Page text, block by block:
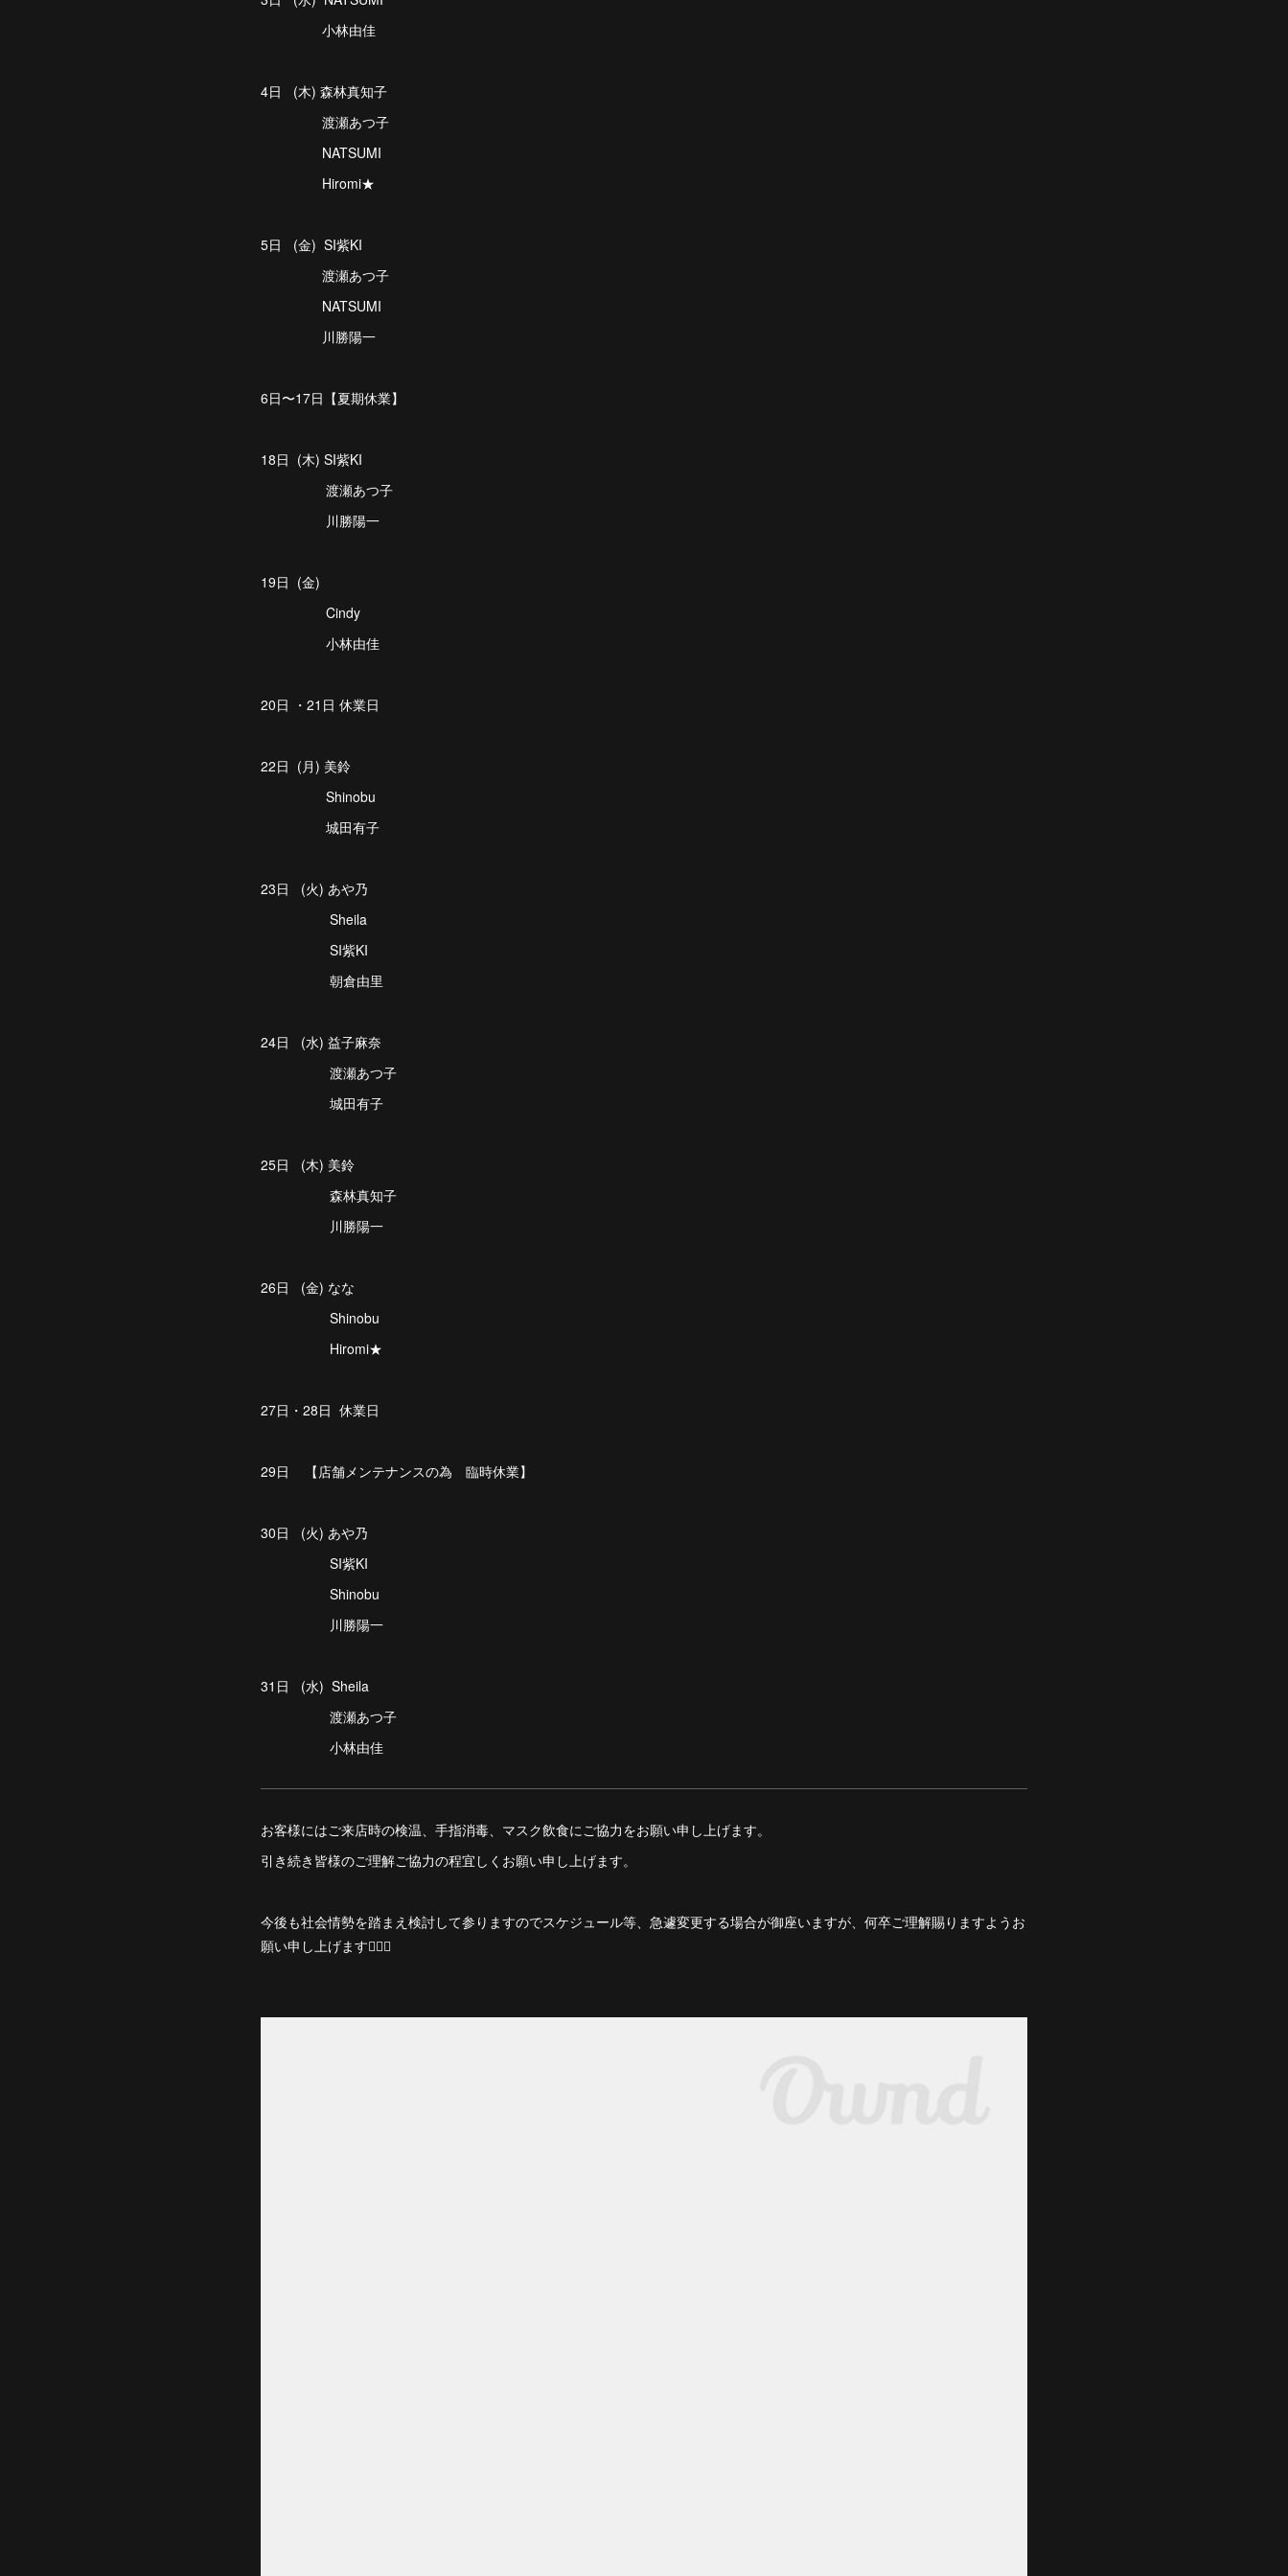
小林由佳
4日 (木) 森林真知子
渡瀬あつ子
NATSUMI
Hiromi★
5日 (金) SI紫KI
渡瀬あつ子
NATSUMI
川勝陽一
6日〜17日【夏期休業】
18日 (木) SI紫KI
渡瀬あつ子
川勝陽一
19日 (金)
Cindy
小林由佳
20日 ・21日 休業日
22日 (月) 美鈴
Shinobu
城田有子
23日 (火) あや乃
Sheila
SI紫KI
朝倉由里
24日 (水) 益子麻奈
渡瀬あつ子
城田有子
25日 (木) 美鈴
森林真知子
川勝陽一
26日 (金) なな
Shinobu
Hiromi★
27日・28日 休業日
29日 【店舗メンテナンスの為 臨時休業】
30日 (火) あや乃
SI紫KI
Shinobu
川勝陽一
31日 (水) Sheila
渡瀬あつ子
小林由佳
お客様にはご来店時の検温、手指消毒、マスク飲食にご協力をお願い申し上げます。
引き続き皆様のご理解ご協力の程宜しくお願い申し上げます。
今後も社会情勢を踏まえ検討して参りますのでスケジュール等、急遽変更する場合が御座いますが、何卒ご理解賜りますようお
願い申し上げます🙇🏻‍♀️